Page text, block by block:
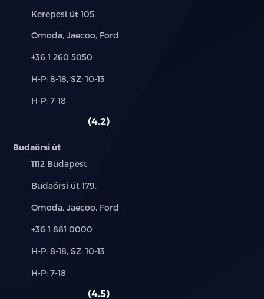
Cím:
Kerepesi út 105.
Márkák:
Omoda, Jaecoo, Ford
Telefon:
+36 1 260 5050
Új-
használt
H-P: 8-18, SZ: 10-13
Alkatrész,
H-P: 7-18
4.2
Budaörsi út
Település:
1112 Budapest
Cím:
Budaörsi út 179.
Márkák:
Omoda, Jaecoo, Ford
Telefon:
+36 1 881 0000
Új-
használt
H-P: 8-18, SZ: 10-13
Alkatrész,
H-P: 7-18
4.5